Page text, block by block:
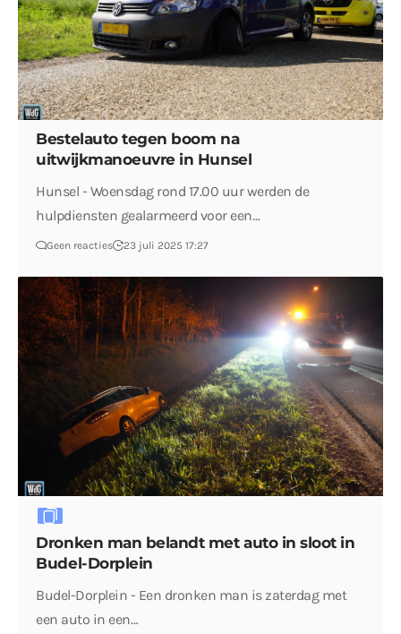
Bestelauto tegen boom na
uitwijkmanoeuvre in Hunsel
Hunsel - Woensdag rond 17.00 uur werden de
hulpdiensten gealarmeerd voor een…
Geen reacties 23 juli 2025 17:27
Dronken man belandt met auto in sloot in
Budel-Dorplein
Budel-Dorplein - Een dronken man is zaterdag met
een auto in een…